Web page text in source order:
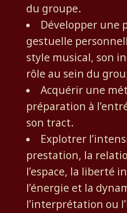
du groupe.
Développer une
gestuelle
style musical, son
rôle au sein du
Acquérir une
préparation à
son tract.
Explotrer
prestation, la
l’espace, la liberté
l’énergie et la
l’interprétation ou